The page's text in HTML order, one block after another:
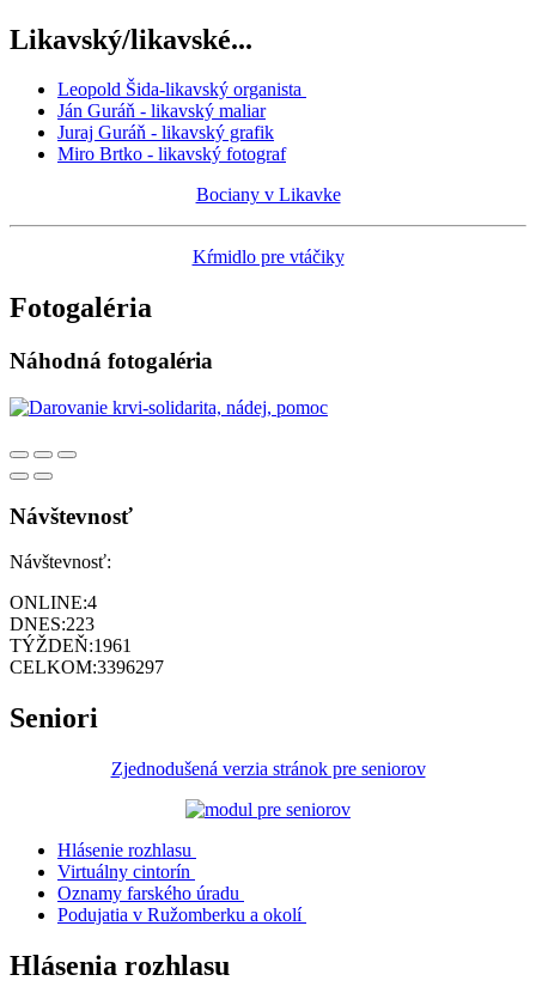
Likavský/likavské...
Leopold Šida-likavský organista
Ján Guráň - likavský maliar
Juraj Guráň - likavský grafik
Miro Brtko - likavský fotograf
Bociany v Likavke
Kŕmidlo pre vtáčiky
Fotogaléria
Náhodná fotogaléria
Návštevnosť
Návštevnosť:
ONLINE:4
DNES:223
TÝŽDEŇ:1961
CELKOM:3396297
Seniori
Zjednodušená verzia stránok pre seniorov
Hlásenie rozhlasu
Virtuálny cintorín
Oznamy farského úradu
Podujatia v Ružomberku a okolí
Hlásenia rozhlasu